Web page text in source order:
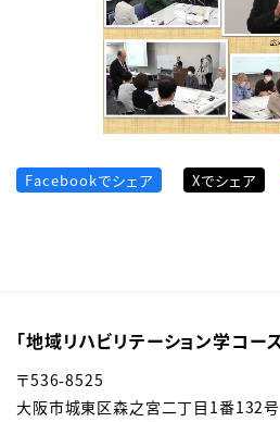
Facebookでシェア Xでシェア
「地域リハビリテーション学コー
〒536-8525
大阪市城東区森之宮二丁目1番132号